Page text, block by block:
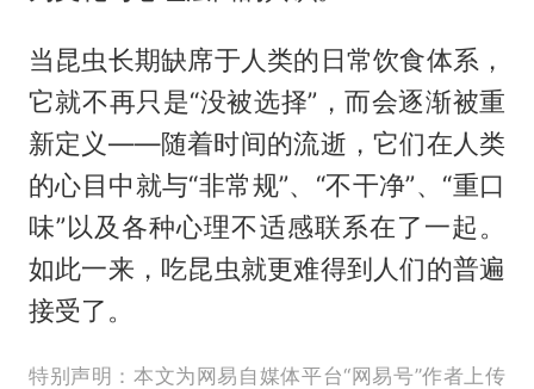
当昆虫长期缺席于人类的日常饮食体系，
它就不再只是“没被选择”，而会逐渐被重
新定义——随着时间的流逝，它们在人类
的心目中就与“非常规”、“不干净”、“重口
味”以及各种心理不适感联系在了一起。
如此一来，吃昆虫就更难得到人们的普遍
接受了。
特别声明：本文为网易自媒体平台“网易号”作者上传